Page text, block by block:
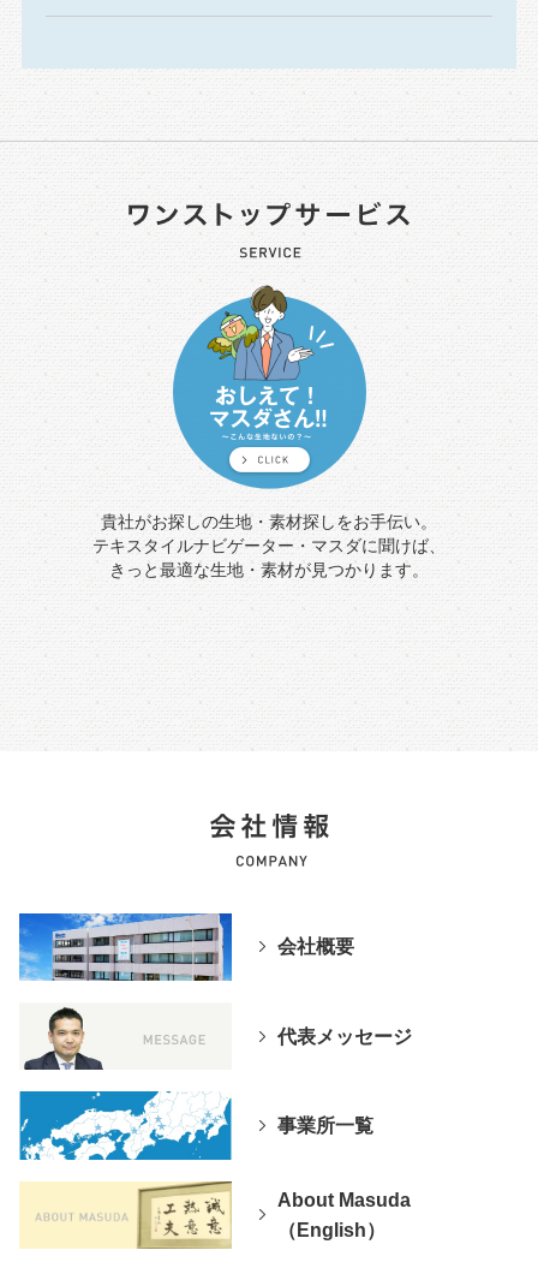
貴社がお探しの生地・素材探しをお手伝い。
テキスタイルナビゲーター・マスダに聞けば、
きっと最適な生地・素材が見つかります。
会社概要
代表メッセージ
事業所一覧
About Masuda
（English）